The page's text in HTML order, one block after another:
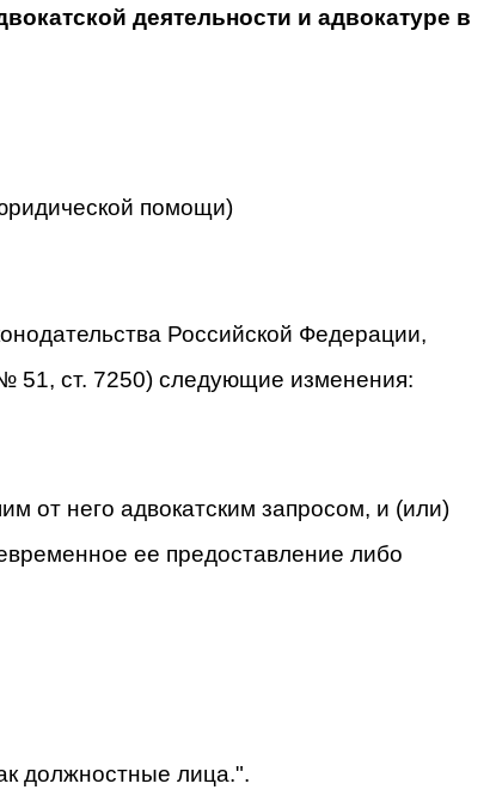
деятельности и адвокатуре в
помощи)
Российской Федерации,
51, ст. 7250) следующие изменения:
от него адвокатским запросом, и (или)
ее предоставление либо
должностные лица.".